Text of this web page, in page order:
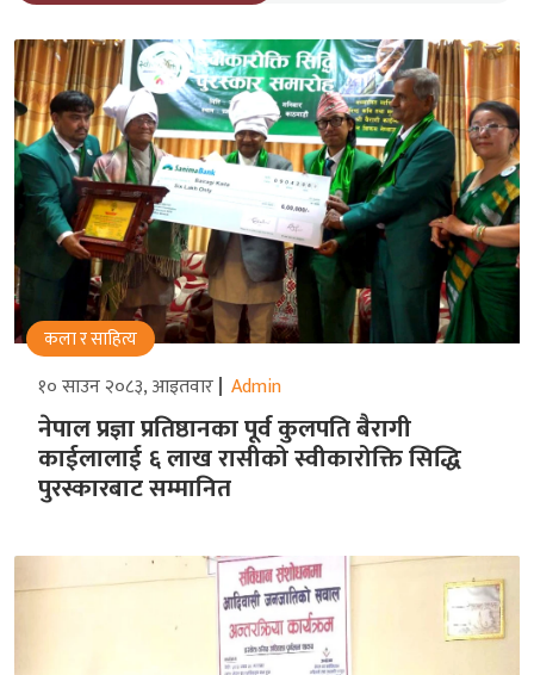
कला र साहित्य
१० साउन २०८३, आइतवार Admin
नेपाल प्रज्ञा प्रतिष्ठानका पूर्व कुलपति बैरागी
काईलालाई ६ लाख रासीको स्वीकारोक्ति सिद्धि
पुरस्कारबाट सम्मानित